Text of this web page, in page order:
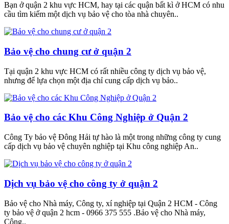
Bạn ở quận 2 khu vực HCM, hay tại các quận bất kì ở HCM có nhu
cầu tìm kiếm một dịch vụ bảo vệ cho tòa nhà chuyên..
Bảo vệ cho chung cư ở quận 2
Tại quận 2 khu vực HCM có rất nhiều công ty dịch vụ bảo vệ,
nhưng để lựa chọn một địa chỉ cung cấp dịch vụ bảo..
Bảo vệ cho các Khu Công Nghiệp ở Quận 2
Công Ty bảo vệ Đông Hải tự hào là một trong những công ty cung
cấp dịch vụ bảo vệ chuyên nghiệp tại Khu công nghiệp An..
Dịch vụ bảo vệ cho công ty ở quận 2
Bảo vệ cho Nhà máy, Công ty, xí nghiệp tại Quận 2 HCM - Công
ty bảo vệ ở quận 2 hcm - 0966 375 555 .Bảo vệ cho Nhà máy,
Công..